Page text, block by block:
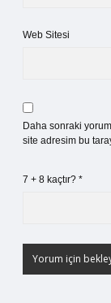
Web Sitesi
Daha sonraki
site adresim bu
7 + 8 kaçtır? *